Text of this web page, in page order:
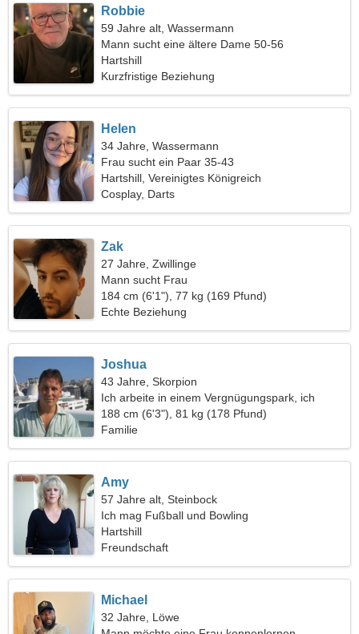
Robbie
59 Jahre alt, Wassermann
Mann sucht eine ältere Dame 50-56
Hartshill
Kurzfristige Beziehung
Helen
34 Jahre, Wassermann
Frau sucht ein Paar 35-43
Hartshill, Vereinigtes Königreich
Cosplay, Darts
Zak
27 Jahre, Zwillinge
Mann sucht Frau
184 cm (6'1"), 77 kg (169 Pfund)
Echte Beziehung
Joshua
43 Jahre, Skorpion
Ich arbeite in einem Vergnügungspark, ich
brauche eine fantastische Frau
188 cm (6'3"), 81 kg (178 Pfund)
Familie
Amy
57 Jahre alt, Steinbock
Ich mag Fußball und Bowling
Hartshill
Freundschaft
Michael
32 Jahre, Löwe